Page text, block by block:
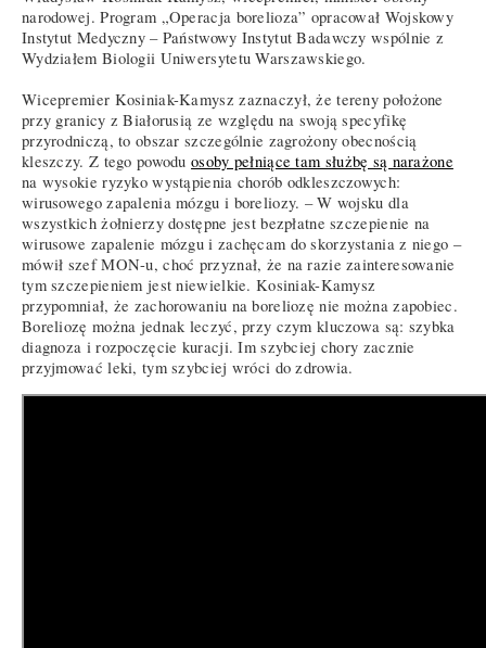
narodowej. Program „Operacja borelioza” opracował Wojskowy
Instytut Medyczny – Państwowy Instytut Badawczy wspólnie z
Wydziałem Biologii Uniwersytetu Warszawskiego.
Wicepremier Kosiniak-Kamysz zaznaczył, że tereny położone
przy granicy z Białorusią ze względu na swoją specyfikę
przyrodniczą, to obszar szczególnie zagrożony obecnością
kleszczy. Z tego powoduosoby pełniące tam służbę są narażone
na wysokie ryzyko wystąpienia chorób odkleszczowych:
wirusowego zapalenia mózgu i boreliozy. – W wojsku dla
wszystkich żołnierzy dostępne jest bezpłatne szczepienie na
wirusowe zapalenie mózgu i zachęcam do skorzystania z niego –
mówił szef MON-u, choć przyznał, że na razie zainteresowanie
tym szczepieniem jest niewielkie. Kosiniak-Kamysz
przypomniał, że zachorowaniu na boreliozę nie można zapobiec.
Boreliozę można jednak leczyć, przy czym kluczowa są: szybka
diagnoza i rozpoczęcie kuracji. Im szybciej chory zacznie
przyjmować leki, tym szybciej wróci do zdrowia.